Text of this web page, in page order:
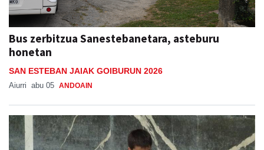
Bus zerbitzua Sanestebanetara, asteburu
honetan
SAN ESTEBAN JAIAK GOIBURUN 2026
Aiurri abu 05 ANDOAIN